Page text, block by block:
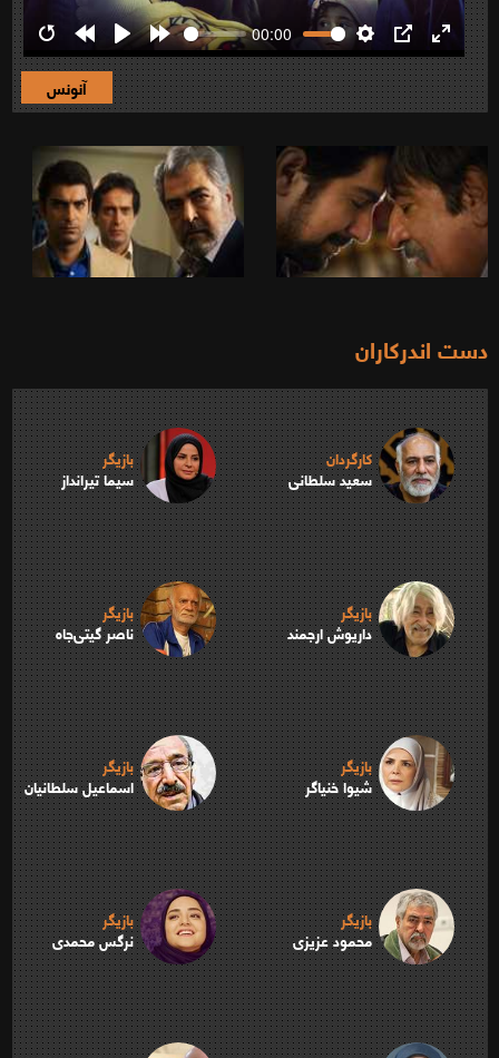
RestartRewind
10s
Play Forward
10s
00:00
Settings
PIP Enter
آنونس
دست اندرکاران
کارگردان
سعید سلطانی
بازیگر
سیما تیرانداز
بازیگر
داریوش ارجمند
بازیگر
ناصر گیتی‌جاه
بازیگر
شیوا خنیاگر
بازیگر
اسماعیل سلطانیان
بازیگر
محمود عزیزی
بازیگر
نرگس محمدی